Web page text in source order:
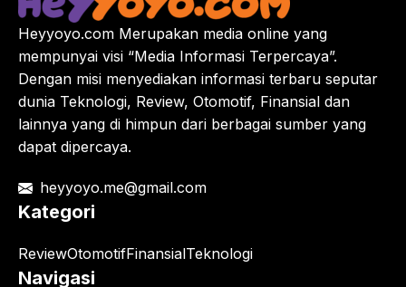
Heyyoyo.com Merupakan media online yang
mempunyai visi “Media Informasi Terpercaya”.
Dengan misi menyediakan informasi terbaru seputar
dunia Teknologi, Review, Otomotif, Finansial dan
lainnya yang di himpun dari berbagai sumber yang
dapat dipercaya.
heyyoyo.me@gmail.com
Kategori
ReviewOtomotifFinansialTeknologi
Navigasi